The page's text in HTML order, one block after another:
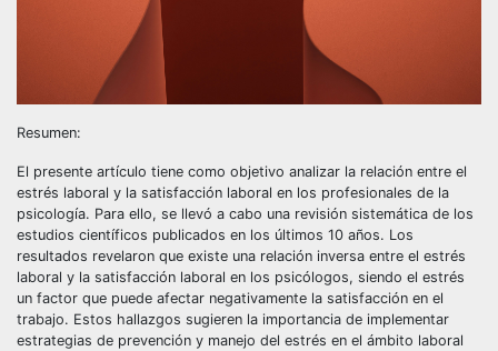
Resumen:
El presente artículo tiene como objetivo analizar la relación entre el
estrés laboral y la satisfacción laboral en los profesionales de la
psicología. Para ello, se llevó a cabo una revisión sistemática de los
estudios científicos publicados en los últimos 10 años. Los
resultados revelaron que existe una relación inversa entre el estrés
laboral y la satisfacción laboral en los psicólogos, siendo el estrés
un factor que puede afectar negativamente la satisfacción en el
trabajo. Estos hallazgos sugieren la importancia de implementar
estrategias de prevención y manejo del estrés en el ámbito laboral